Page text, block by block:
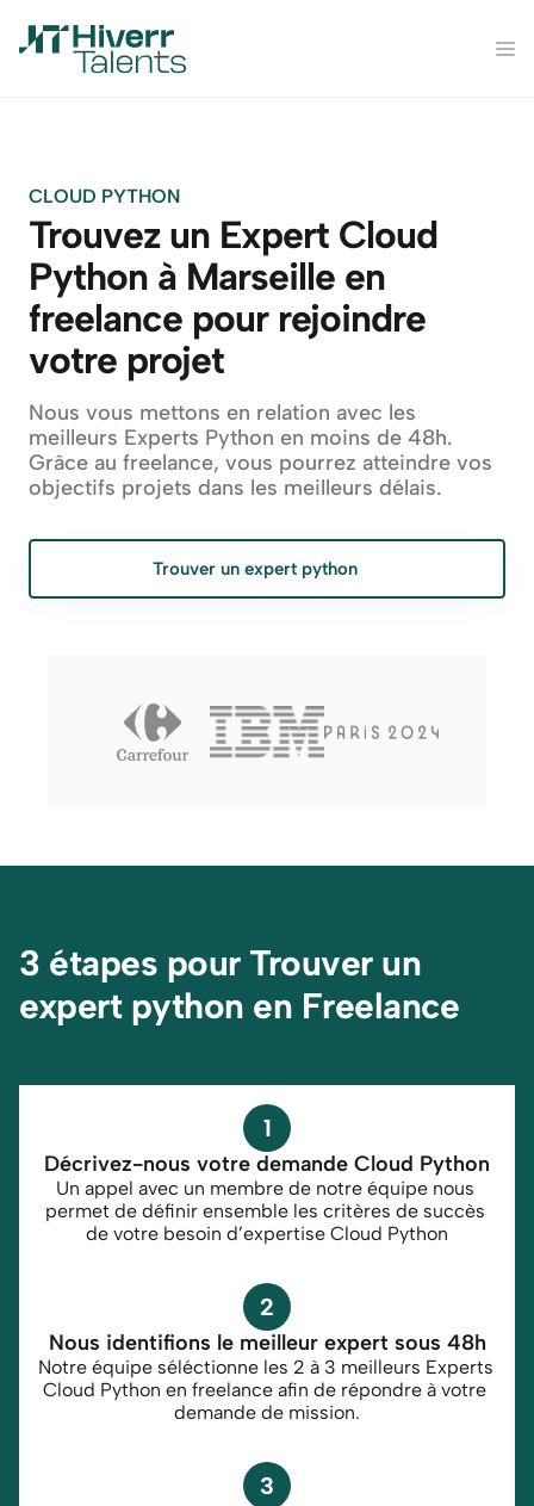
CLOUD PYTHON
Trouvez un Expert Cloud
Python à Marseille en
freelance pour rejoindre
votre projet
Nous vous mettons en relation avec les
meilleurs Experts Python en moins de 48h.
Grâce au freelance, vous pourrez atteindre vos
objectifs projets dans les meilleurs délais.
Trouver un expert python
3 étapes pour Trouver un
expert python en Freelance
1
Décrivez-nous votre demande Cloud Python
Un appel avec un membre de notre équipe nous
permet de définir ensemble les critères de succès
de votre besoin d’expertise Cloud Python
2
Nous identifions le meilleur expert sous 48h
Notre équipe séléctionne les 2 à 3 meilleurs Experts
Cloud Python en freelance afin de répondre à votre
demande de mission.
3